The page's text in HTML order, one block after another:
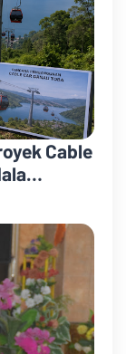
Cable
Lahan